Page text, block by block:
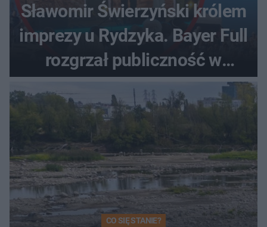
Sławomir Świerzyński królem
imprezy u Rydzyka. Bayer Full
rozgrzał publiczność w
Toruniu
CO SIĘ STANIE?